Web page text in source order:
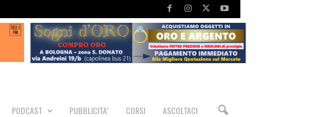
PODCAST PUBBLICITA’ CORSI ASCOLTACI